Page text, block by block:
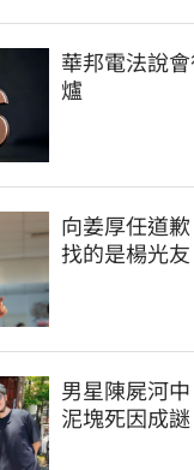
華邦電法說
爐
向姜厚任道
找的是楊光友
男星陳屍河
泥塊死因成謎